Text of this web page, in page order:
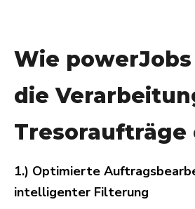
Wie
die
1.) Optimierte
intelligenter Filterung